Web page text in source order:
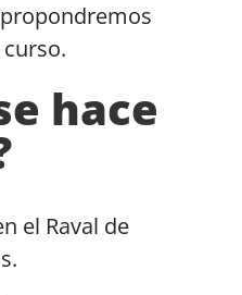
hace
el Raval de